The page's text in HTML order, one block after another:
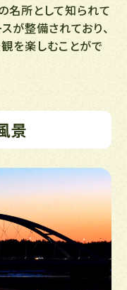
名所として知られて
が整備されており、
を楽しむことがで
景